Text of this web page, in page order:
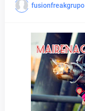
fusionfreakgrupo